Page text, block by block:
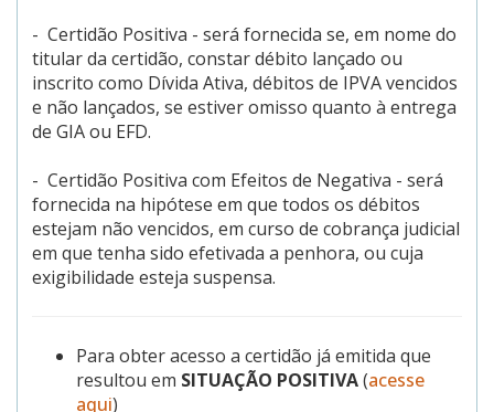
- Certidão Positiva - será fornecida se, em nome do
titular da certidão, constar débito lançado ou
inscrito como Dívida Ativa, débitos de IPVA vencidos
e não lançados, se estiver omisso quanto à entrega
de GIA ou EFD.
- Certidão Positiva com Efeitos de Negativa - será
fornecida na hipótese em que todos os débitos
estejam não vencidos, em curso de cobrança judicial
em que tenha sido efetivada a penhora, ou cuja
exigibilidade esteja suspensa.
Para obter acesso a certidão já emitida que
resultou em SITUAÇÃO POSITIVA(acesse
aqui)